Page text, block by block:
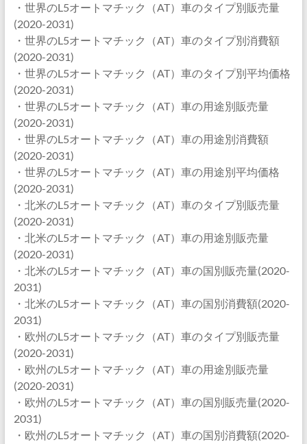
・世界のL5オートマチック（AT）車のタイプ別販売量
(2020-2031)
・世界のL5オートマチック（AT）車のタイプ別消費額
(2020-2031)
・世界のL5オートマチック（AT）車のタイプ別平均価格
(2020-2031)
・世界のL5オートマチック（AT）車の用途別販売量
(2020-2031)
・世界のL5オートマチック（AT）車の用途別消費額
(2020-2031)
・世界のL5オートマチック（AT）車の用途別平均価格
(2020-2031)
・北米のL5オートマチック（AT）車のタイプ別販売量
(2020-2031)
・北米のL5オートマチック（AT）車の用途別販売量
(2020-2031)
・北米のL5オートマチック（AT）車の国別販売量(2020-
2031)
・北米のL5オートマチック（AT）車の国別消費額(2020-
2031)
・欧州のL5オートマチック（AT）車のタイプ別販売量
(2020-2031)
・欧州のL5オートマチック（AT）車の用途別販売量
(2020-2031)
・欧州のL5オートマチック（AT）車の国別販売量(2020-
2031)
・欧州のL5オートマチック（AT）車の国別消費額(2020-